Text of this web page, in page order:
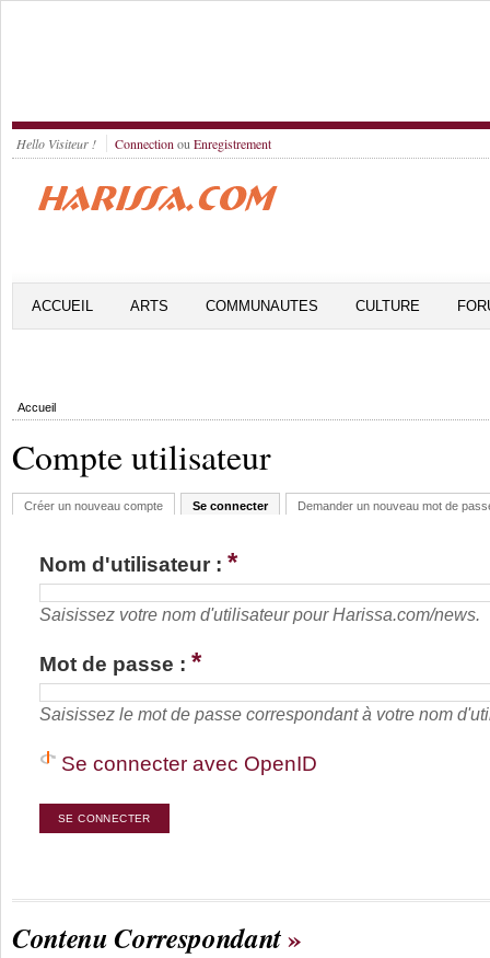
Hello Visiteur ! Connection ou Enregistrement
ACCUEIL ARTS COMMUNAUTES CULTURE
Accueil
Compte utilisateur
Créer un nouveau compte Se connecter Demander un nouveau mot de
Nom d'utilisateur : *
Saisissez votre nom d'utilisateur pour Harissa.com/news.
Mot de passe : *
Saisissez le mot de passe correspondant à votre nom
Se connecter avec OpenID
Contenu Correspondant